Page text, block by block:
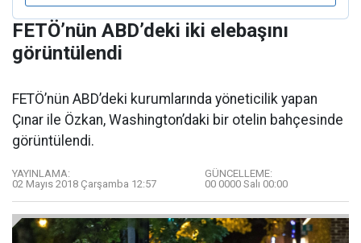
FETÖ’nün ABD’deki iki elebaşını
görüntülendi
FETÖ’nün ABD’deki kurumlarında yöneticilik yapan
Çınar ile Özkan, Washington’daki bir otelin bahçesinde
görüntülendi.
YAYINLAMA:
02 Mayıs 2018 Çarşamba 12:57
GÜNCELLEME:
00 0000 Salı 00:00